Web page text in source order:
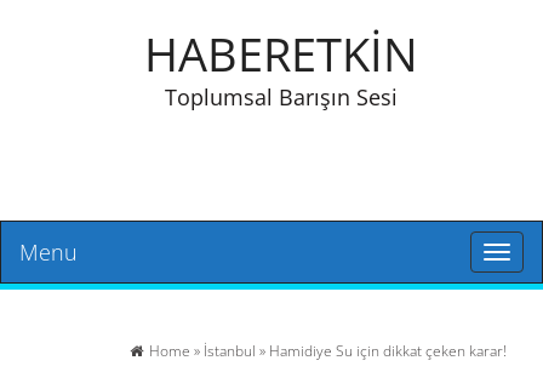
HABERETKİN
Toplumsal Barışın Sesi
Toggle
Menu
Home » İstanbul » Hamidiye Su için dikkat çeken karar!